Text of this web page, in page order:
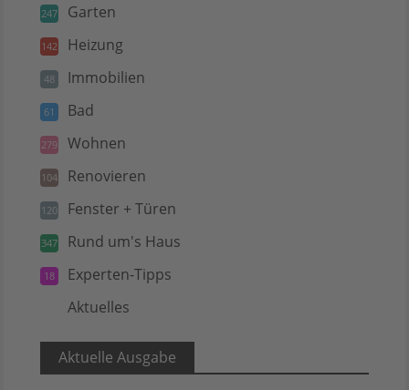
247 Garten
142 Heizung
48 Immobilien
61 Bad
279 Wohnen
104 Renovieren
120 Fenster + Türen
347 Rund um's Haus
18 Experten-Tipps
Aktuelles
Aktuelle Ausgabe